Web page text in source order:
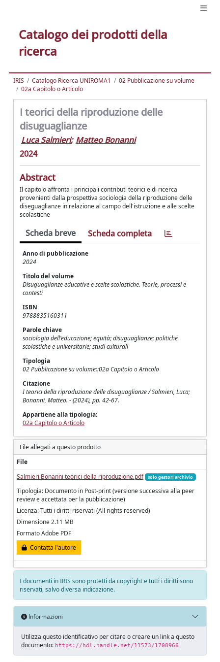
Catalogo dei prodotti della
ricerca
IRIS Catalogo Ricerca UNIROMA1
02 Pubblicazione su volume
02a Capitolo o Articolo
I teorici della riproduzione delle
disuguaglianze
Luca Salmieri; Matteo Bonanni
2024
Abstract
Il capitolo affronta i principali contributi teorici e di ricerca
provenienti dalla prospettiva sociologia della riproduzione delle
diseguaglianze in relazione al campo dell'istruzione e alle scelte
scolastiche
Scheda breve Scheda completa
Anno di pubblicazione
2024
Titolo del volume
Disuguaglianze educative e scelte scolastiche. Teorie, processi e
contesti
ISBN
9788835160311
Parole chiave
sociologia dell'educazione; equità; disuguaglianze; politiche
scolastiche e universitarie; studi culturali
Tipologia
02 Pubblicazione su volume::02a Capitolo o Articolo
Citazione
I teorici della riproduzione delle disuguaglianze / Salmieri, Luca;
Bonanni, Matteo. - (2024), pp. 42-67.
Appartiene alla tipologia:
02a Capitolo o Articolo
File allegati a questo prodotto
File
Salmieri Bonanni teorici della riproduzione.pdf
solo gestori archivio
Tipologia: Documento in Post-print (versione successiva alla peer
review e accettata per la pubblicazione)
Licenza: Tutti i diritti riservati (All rights reserved)
Dimensione 2.11 MB
Formato Adobe PDF
Contatta l'autore
I documenti in IRIS sono protetti da copyright e tutti i diritti sono
riservati, salvo diversa indicazione.
Informazioni
Utilizza questo identificativo per citare o creare un link a questo
documento: https://hdl.handle.net/11573/1708966